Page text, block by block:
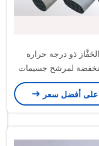
ذو درجة حرارة
لمرشح جسيمات
الديزل
أفضل سعر